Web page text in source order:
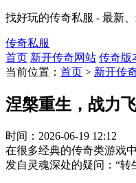
找好玩的传奇私服 - 最新
传奇私服
首页 新开传奇网站 传奇版
当前位置： 首页 > 新开传
涅槃重生，战力
时间： 2026-06-19 12:12
在很多经典的传奇类游戏
发自灵魂深处的疑问：“